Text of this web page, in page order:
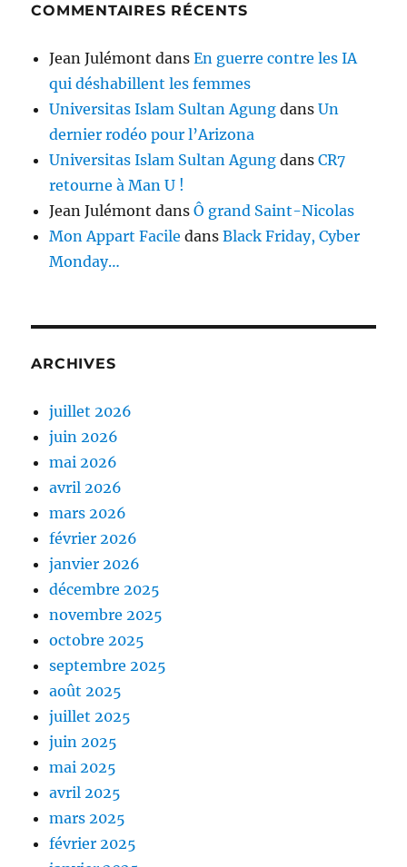
COMMENTAIRES RÉCENTS
Jean Julémont dansEn guerre contre les IA
qui déshabillent les femmes
Universitas Islam Sultan Agung dansUn
dernier rodéo pour l’Arizona
Universitas Islam Sultan Agung dansCR7
retourne à Man U !
Jean Julémont dansÔ grand Saint-Nicolas
Mon Appart Facile dansBlack Friday, Cyber
Monday…
ARCHIVES
juillet 2026
juin 2026
mai 2026
avril 2026
mars 2026
février 2026
janvier 2026
décembre 2025
novembre 2025
octobre 2025
septembre 2025
août 2025
juillet 2025
juin 2025
mai 2025
avril 2025
mars 2025
février 2025